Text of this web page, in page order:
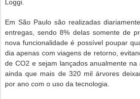
Loggi.
Em São Paulo são realizadas
entregas, sendo 8% delas somente de
nova funcionalidade é possível poupar
dia apenas com viagens de retorno,
de CO2 e sejam lançados anualmente na
ainda que mais de 320 mil árvores
por ano com o uso da tecnologia.